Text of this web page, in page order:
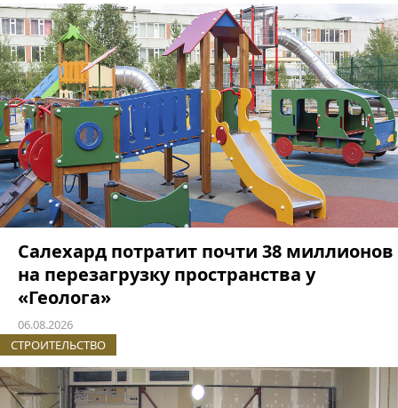
Салехард потратит почти 38 миллионов
на перезагрузку пространства у
«Геолога»
06.08.2026
СТРОИТЕЛЬСТВО